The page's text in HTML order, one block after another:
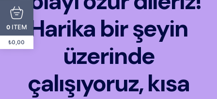
Harika bir şeyin
üzerinde
çalışıyoruz, kısa
0 ITEM
₺0,00